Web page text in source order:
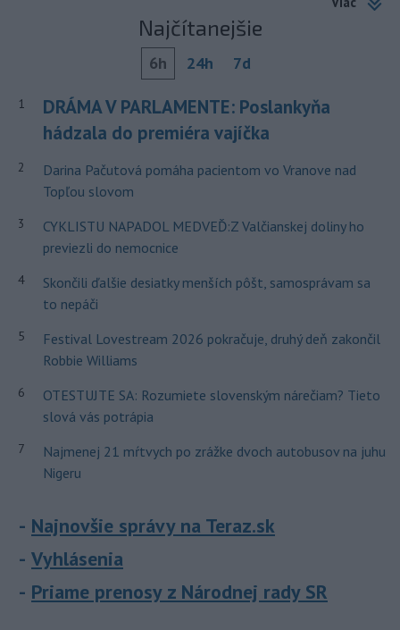
Najčítanejšie
6h 24h 7d
1
DRÁMA V PARLAMENTE: Poslankyňa
hádzala do premiéra vajíčka
2
Darina Pačutová pomáha pacientom vo Vranove nad
Topľou slovom
3
CYKLISTU NAPADOL MEDVEĎ:Z Valčianskej doliny ho
previezli do nemocnice
4
Skončili ďalšie desiatky menších pôšt, samosprávam sa
to nepáči
5
Festival Lovestream 2026 pokračuje, druhý deň zakončil
Robbie Williams
6
OTESTUJTE SA: Rozumiete slovenským nárečiam? Tieto
slová vás potrápia
7
Najmenej 21 mŕtvych po zrážke dvoch autobusov na juhu
Nigeru
Najnovšie správy na Teraz.sk
Vyhlásenia
Priame prenosy z Národnej rady SR